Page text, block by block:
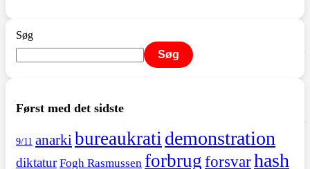
Søg
Søg
Først med det sidste
9/11 anarki bureaukrati demonstration
diktatur Fogh Rasmussen forbrugforsvarhash